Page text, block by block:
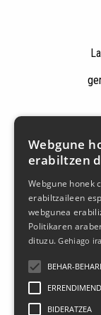
Webgune
erabiltzen
Webgune honek
erabiltzaileen
webgunea
Politikaren
dituzu.Gehiago
BEHAR-
BIDERATZEA